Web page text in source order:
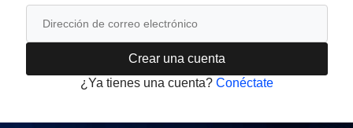
Crear una cuenta
¿Ya tienes una cuenta? Conéctate